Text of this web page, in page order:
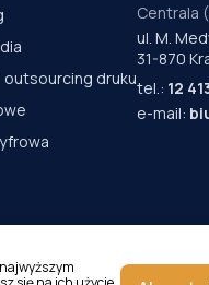
outsourcing druku
Centrala
ul. M.
31-870
tel.: 12
e-mail: